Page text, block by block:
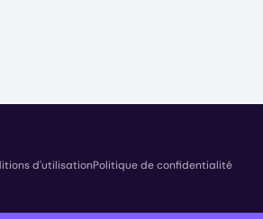
d'utilisationPolitique de confidentialité